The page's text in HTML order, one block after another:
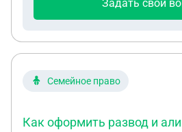
ветерена копия
Задать свой
Семейное право
Как оформить развод и